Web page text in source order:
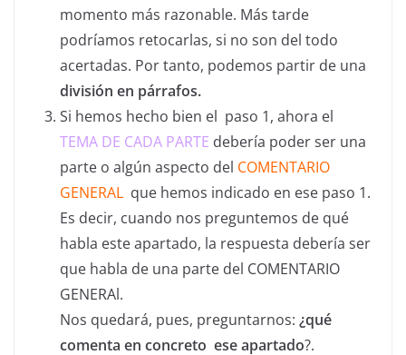
momento más razonable. Más tarde
podríamos retocarlas, si no son del todo
acertadas. Por tanto, podemos partir de una
división en párrafos.
Si hemos hecho bien el paso 1, ahora el
TEMA DE CADA PARTE debería poder ser una
parte o algún aspecto del COMENTARIO
GENERAL que hemos indicado en ese paso 1.
Es decir, cuando nos preguntemos de qué
habla este apartado, la respuesta debería ser
que habla de una parte del COMENTARIO
GENERAl.
Nos quedará, pues, preguntarnos: ¿qué
comenta en concreto ese apartado?.